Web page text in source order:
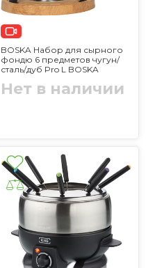
BOSKA Набор для сырного
фондю 6 предметов чугун/
сталь/дуб Pro L BOSKA
Нет в наличии